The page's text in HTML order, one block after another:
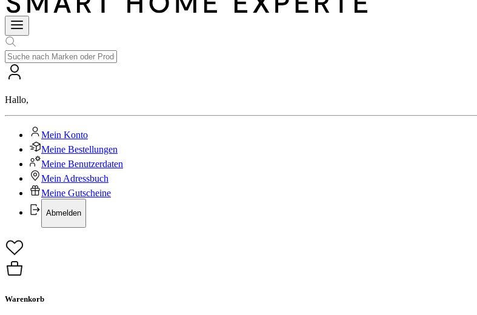
Hallo,
Mein Konto
Meine Bestellungen
Meine Benutzerdaten
Mein Adressbuch
Meine Gutscheine
Abmelden
Warenkorb